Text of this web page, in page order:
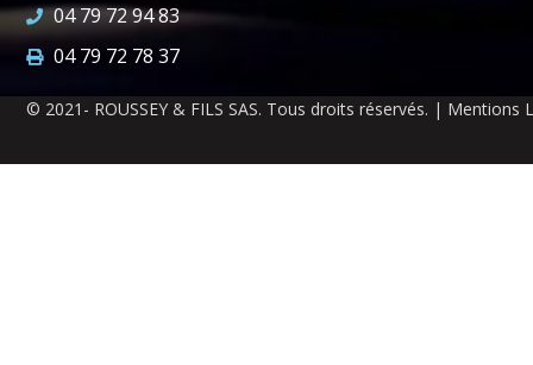
04 79 72 94 83
04 79 72 78 37
© 2021- ROUSSEY & FILS SAS. Tous droits réservés. | Mentions